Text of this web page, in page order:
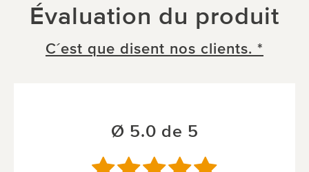
Évaluation du produit
C´est que disent nos clients. *
Ø 5.0 de 5